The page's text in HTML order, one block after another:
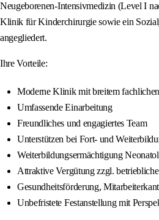
Neugeborenen-Intensivmedizin (Level I
Klinik für Kinderchirurgie sowie ein
angegliedert.
Ihre Vorteile:
Moderne Klinik mit breitem
Umfassende Einarbeitung
Freundliches und engagiertes Team
Unterstützen bei Fort- und
Weiterbildungsermächtigung
Attraktive Vergütung zzgl.
Gesundheitsförderung,
Unbefristete Festanstellung mit